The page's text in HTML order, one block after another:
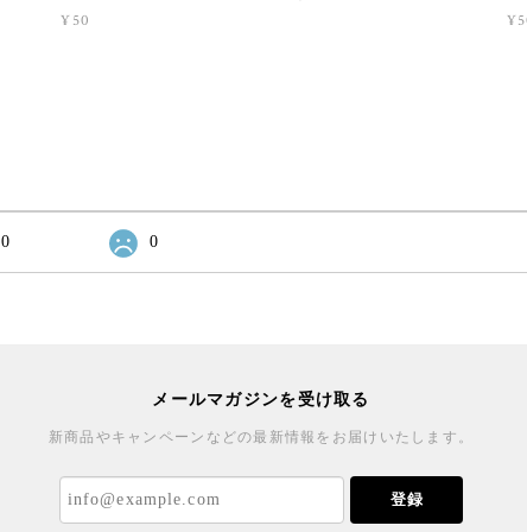
¥50
0 0
メールマガジンを受け取る
新商品やキャンペーンなどの最新情報をお届けいたします。
登録